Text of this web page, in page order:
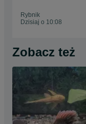
Rybnik
Dzisiaj o 10:08
Zobacz też